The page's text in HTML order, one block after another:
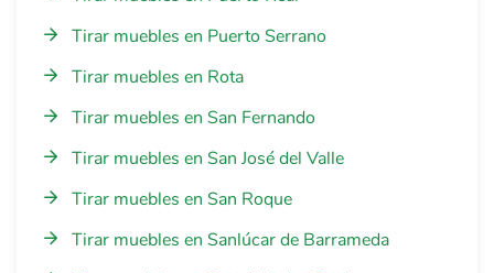
Tirar muebles en Puerto Serrano
Tirar muebles en Rota
Tirar muebles en San Fernando
Tirar muebles en San José del Valle
Tirar muebles en San Roque
Tirar muebles en Sanlúcar de Barrameda